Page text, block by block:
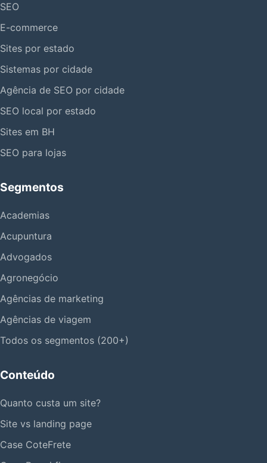
SEO
E-commerce
Sites por estado
Sistemas por cidade
Agência de SEO por cidade
SEO local por estado
Sites em BH
SEO para lojas
Segmentos
Academias
Acupuntura
Advogados
Agronegócio
Agências de marketing
Agências de viagem
Todos os segmentos (200+)
Conteúdo
Quanto custa um site?
Site vs landing page
Case CoteFrete